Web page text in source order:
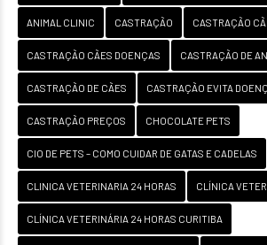
ANIMAL CLINIC CASTRAÇÃO CASTRAÇÃO
CASTRAÇÃO CÃES DOENÇAS CASTRAÇÃO DE
CASTRAÇÃO DE CÃES CASTRAÇÃO EVITA
CASTRAÇÃO PREÇOS CHOCOLATE PETS
CIO DE PETS – COMO CUIDAR DE GATAS E CADELAS
CLINICA VETERINARIA 24 HORAS CLÍNICA
CLÍNICA VETERINÁRIA 24 HORAS CURITIBA